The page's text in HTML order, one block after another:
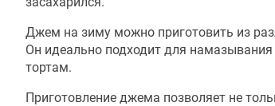
Джем на зиму можно приготовить из
Он идеально подходит для намазывания
тортам.
Приготовление джема позволяет не